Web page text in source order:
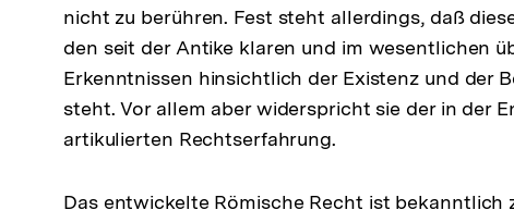
nicht zu berühren. Fest steht allerdings, daß
den seit der Antike klaren und im wesentlichen
Erkenntnissen hinsichtlich der Existenz und der
steht. Vor allem aber widerspricht sie der in der
artikulierten Rechtserfahrung.
Das entwickelte Römische Recht ist bekanntlich